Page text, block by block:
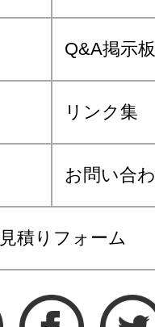
Q&A掲示板
リンク集
お問い合
積りフォーム